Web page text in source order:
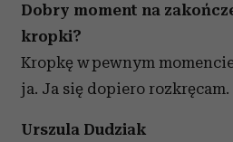
Dobry moment na
kropki?
Kropkę w pewnym
ja. Ja się dopiero rozkręcam.
Urszula Dudziak